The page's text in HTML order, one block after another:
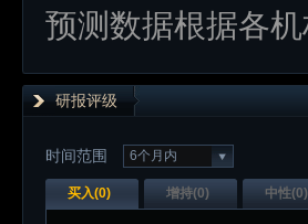
预测数据根据各
研报评级
6个月内
时间范围
买入(0) 增持(0) 中性(0)